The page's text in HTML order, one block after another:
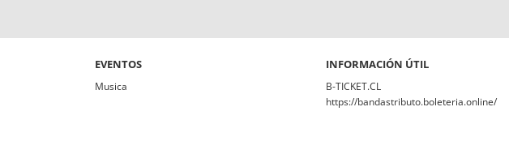
Pink Floyd con gran fidelidad, apoyado por un potente
despliegue visual y una interpretación cuidada de sus
todo espectador, donde la música, las luces y la emoción
se combinan para una experiencia inolvidable.
EVENTOS
Musica
INFORMACIÓN ÚTIL
B-TICKET.CL
https://bandastributo.boleteria.online/